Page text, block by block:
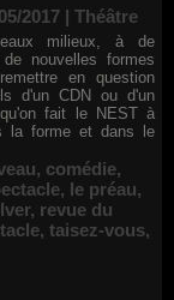
2017 | Théâtre
milieux, à de
nouvelles formes
en question
d'un CDN ou d'un
fait le NEST à
la forme et dans le
, comédie,
, le préau,
, revue du
, taisez-vous,